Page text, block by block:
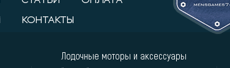
КОНТАКТЫ
Лодочные моторы и аксессуары